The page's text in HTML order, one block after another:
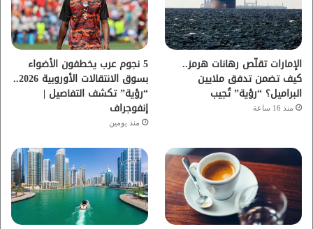
ك
ب
ر
م
الإمارات تقلّص رهانات هرمز..
كيف تضمن تدفق ملايين
البراميل؟ “رؤية” تُجيب
منذ 16 ساعة
5 نجوم عرب يخطفون الأضواء
بسوق الانتقالات الأوروبية 2026..
“رؤية” تكشف التفاصيل |
إنفوجراف
منذ يومين